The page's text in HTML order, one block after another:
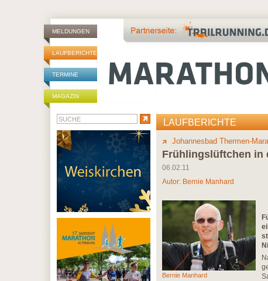
MELDUNGEN
LAUFBERICHTE
TERMINE
MAGAZIN
LAUFBERICHTE
Johannesbad Thermen-
Frühlingslüftchen in
06.02.11
Autor: Bernie Manhard
Bernie Manhard